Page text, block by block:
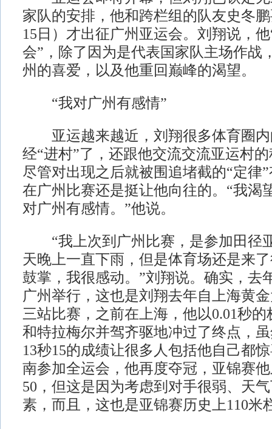
家队的安排，他和跨栏组的队友史冬
15日）才出征广州亚运会。刘翔说，
会”，除了因为是代表国家队主场作战
州的喜爱，以及他重回巅峰的渴望。
“我对广州有感情”
亚运越来越近，刘翔很多体育圈内
经“进村”了，还跟他交流交流亚运村
尽管对出现之后就被围追堵截的“定律
在广州比赛还是挺让他向往的。“我渴
对广州有感情。”他说。
“我上次到广州比赛，是参加田径
天晚上一直下雨，但是体育场还是来
鼓掌，我很感动。”刘翔说。确实，去
广州举行，这也是刘翔去年自上海黄
三站比赛，之前在上海，他以0.01秒
和特拉梅尔并驾齐驱地冲过了终点，
13秒15的成绩让很多人包括他自己都
南参加全运会，他再度夺冠，亚锦赛
50，但这是因为考虑到对手很弱、天
素，而且，这也是亚锦赛历史上110米